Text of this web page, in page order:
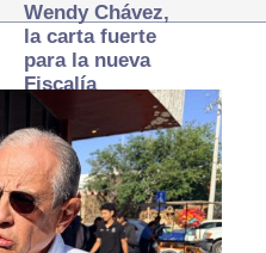
Wendy Chávez,
la carta fuerte
para la nueva
Fiscalía
autónoma